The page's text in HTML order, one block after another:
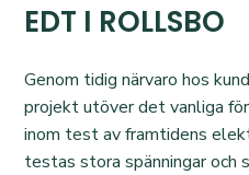
EDT I ROLLSBO
Genom tidig närvaro hos
projekt utöver det vanliga
inom test av framtidens
testas stora spänningar